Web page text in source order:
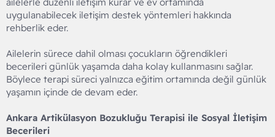
uygulanabilecek iletişim destek yöntemleri hakkında
rehberlik eder.
Ailelerin sürece dahil olması çocukların öğrendikleri
becerileri günlük yaşamda daha kolay kullanmasını sağlar.
Böylece terapi süreci yalnızca eğitim ortamında değil günlük
yaşamın içinde de devam eder.
Ankara Artikülasyon Bozukluğu Terapisi ile Sosyal İletişim
Becerileri